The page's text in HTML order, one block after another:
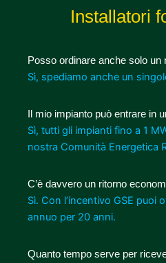
Installatori
Posso ordinare anche solo un
Sì, spediamo anche un
Il mio impianto può entrare in
Sì, tutti gli impianti fino a 1
nostra Comunità Energetica
C’è davvero un ritorno
Sì. Con l’incentivo GSE puoi
annuo per 20 anni.
Quanto tempo serve per